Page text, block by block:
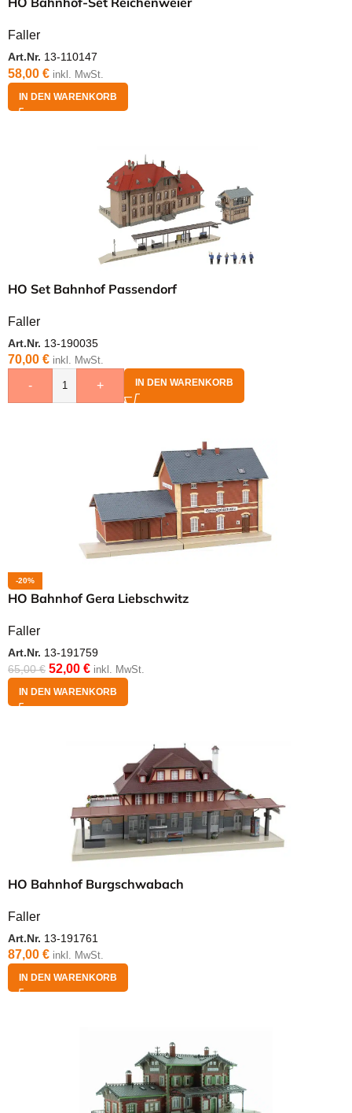
Faller
Art.Nr. 13-110147
58,00 € inkl. MwSt.
IN DEN WARENKORB
HO Set Bahnhof Passendorf
Faller
Art.Nr. 13-190035
70,00 € inkl. MwSt.
- + IN DEN WARENKORB
-20%
HO Bahnhof Gera Liebschwitz
Faller
Art.Nr. 13-191759
65,00€ 52,00 € inkl. MwSt.
IN DEN WARENKORB
HO Bahnhof Burgschwabach
Faller
Art.Nr. 13-191761
87,00 € inkl. MwSt.
IN DEN WARENKORB